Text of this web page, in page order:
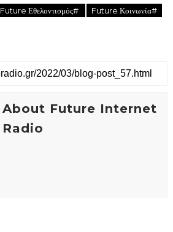
Future Εθελοντισμός#
Future Κοινωνία#
About Future Internet
Radio